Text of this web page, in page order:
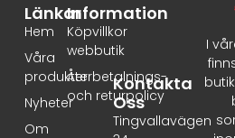
I
Information
Köpvillkor
webbutik
Återbetalnings-
och returpolicy
Länkar
Hem
Våra
produkter
Nyheter
Om
Kontakta
Oss
Tingvallavägen